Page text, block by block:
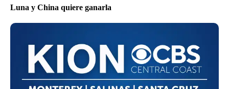
Luna y China quiere ganarla